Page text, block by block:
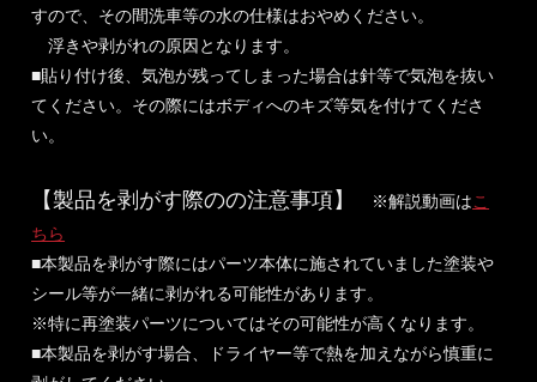
すので、その間洗車等の水の仕様はおやめください。
浮きや剥がれの原因となります。
■貼り付け後、気泡が残ってしまった場合は針等で気泡を抜い
てください。その際にはボディへのキズ等気を付けてくださ
い。
【製品を剥がす際のの注意事項】 ※解説動画はこ
ちら
■本製品を剥がす際にはパーツ本体に施されていました塗装や
シール等が一緒に剥がれる可能性があります。
※特に再塗装パーツについてはその可能性が高くなります。
■本製品を剥がす場合、ドライヤー等で熱を加えながら慎重に